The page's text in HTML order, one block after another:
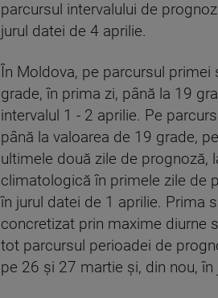
parcursul intervalului de
jurul datei de 4 aprilie.
În Moldova, pe parcursul
grade, în prima zi, până la 19
intervalul 1 - 2 aprilie. Pe
până la valoarea de 19 grade,
ultimele două zile de prognoză,
climatologică în primele zile de
în jurul datei de 1 aprilie. Prima
concretizat prin maxime diurne
tot parcursul perioadei de
pe 26 şi 27 martie şi, din nou,